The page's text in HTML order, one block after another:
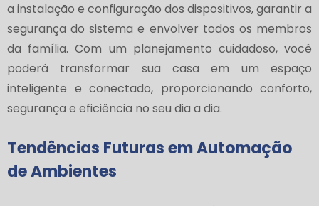
a instalação e configuração dos dispositivos, garantir a
segurança do sistema e envolver todos os membros
da família. Com um planejamento cuidadoso, você
poderá transformar sua casa em um espaço
inteligente e conectado, proporcionando conforto,
segurança e eficiência no seu dia a dia.
Tendências Futuras em Automação
de Ambientes